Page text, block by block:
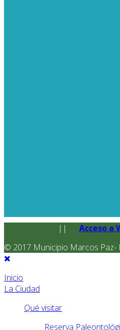
|| Acceso a
© 2017 Municipio Marcos Paz-
Inicio
La Ciudad
Qué visitar
Reserva